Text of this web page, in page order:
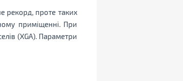
рекорд, проте таких
приміщенні. При
(XGA). Параметри